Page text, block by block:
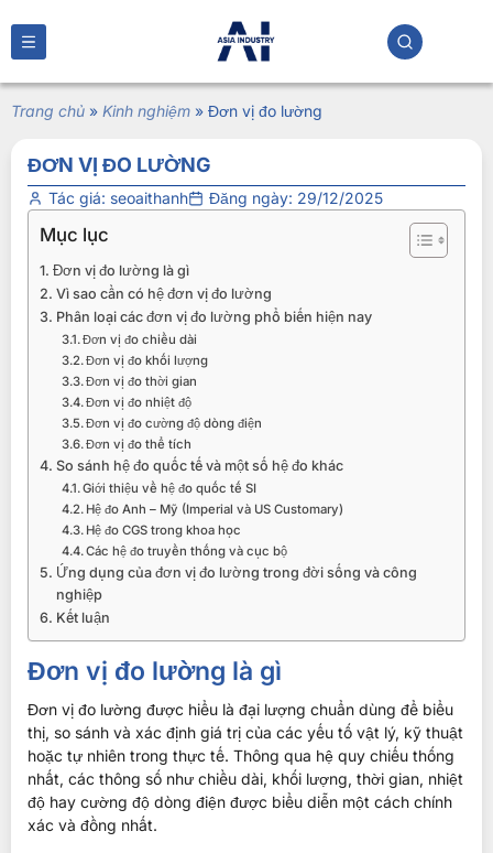
Trang chủ » Kinh nghiệm » Đơn vị đo lường
ĐƠN VỊ ĐO LƯỜNG
Tác giá: seoaithanh Đăng ngày: 29/12/2025
Mục lục
Đơn vị đo lường là gì
Vì sao cần có hệ đơn vị đo lường
Phân loại các đơn vị đo lường phổ biến hiện nay
Đơn vị đo chiều dài
Đơn vị đo khối lượng
Đơn vị đo thời gian
Đơn vị đo nhiệt độ
Đơn vị đo cường độ dòng điện
Đơn vị đo thể tích
So sánh hệ đo quốc tế và một số hệ đo khác
Giới thiệu về hệ đo quốc tế SI
Hệ đo Anh – Mỹ (Imperial và US Customary)
Hệ đo CGS trong khoa học
Các hệ đo truyền thống và cục bộ
Ứng dụng của đơn vị đo lường trong đời sống và công
nghiệp
Kết luận
Đơn vị đo lường là gì
Đơn vị đo lường được hiểu là đại lượng chuẩn dùng để biểu
thị, so sánh và xác định giá trị của các yếu tố vật lý, kỹ thuật
hoặc tự nhiên trong thực tế. Thông qua hệ quy chiếu thống
nhất, các thông số như chiều dài, khối lượng, thời gian, nhiệt
độ hay cường độ dòng điện được biểu diễn một cách chính
xác và đồng nhất.